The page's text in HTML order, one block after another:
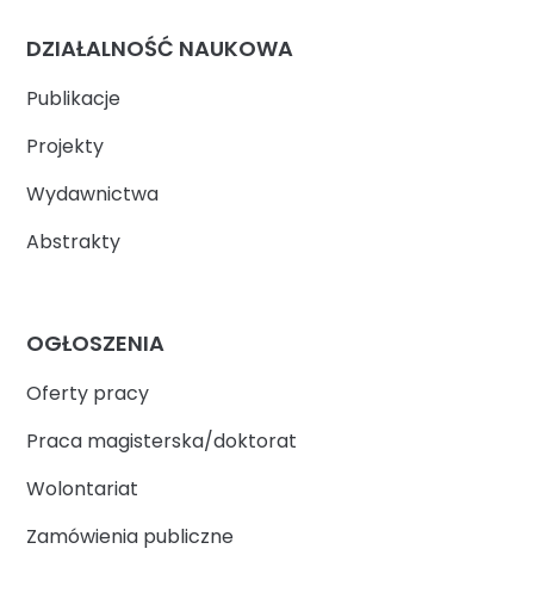
DZIAŁALNOŚĆ NAUKOWA
Publikacje
Projekty
Wydawnictwa
Abstrakty
OGŁOSZENIA
Oferty pracy
Praca magisterska/doktorat
Wolontariat
Zamówienia publiczne